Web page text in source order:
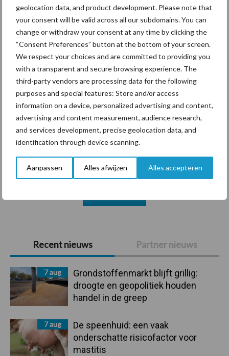
geolocation data, and product development. Please note that
your consent will be valid across all our subdomains. You can
change or withdraw your consent at any time by clicking the
“Consent Preferences” button at the bottom of your screen.
We respect your choices and are committed to providing you
with a transparent and secure browsing experience. The
third-party vendors are processing data for the following
purposes and special features: Store and/or access
information on a device, personalized advertising and content,
advertising and content measurement, audience research,
and services development, precise geolocation data, and
identification through device scanning.
Aanpassen Alles afwijzen Alles accepteren
Primaire
Sidebar
Recent nieuws Partner nieuws
7 aug
Grondstoffenmarkt blijft grillig:
droogte en geopolitiek houden
handel in de greep
7 aug
De speenhuid: een vaak
onderschatte risicofactor voor
mastitis
Themapagina's
Diergezondheid Bemesting Fokkerij
Bedrijfsnieuws
Ligbox &
Voerhekken